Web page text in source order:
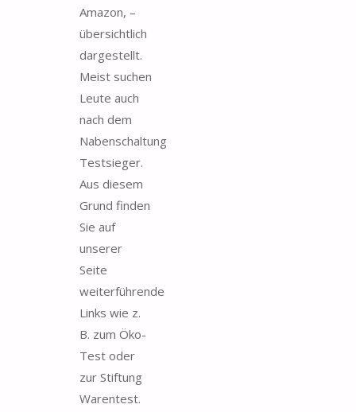
Amazon, –
übersichtlich
dargestellt.
Meist suchen
Leute auch
nach dem
Nabenschaltung
Testsieger.
Aus diesem
Grund finden
Sie auf
unserer
Seite
weiterführende
Links wie z.
B. zum Öko-
Test oder
zur Stiftung
Warentest.